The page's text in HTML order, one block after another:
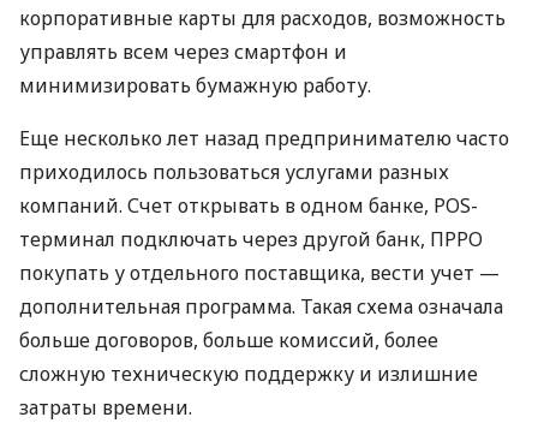
корпоративные карты для расходов, возможность
управлять всем через смартфон и
минимизировать бумажную работу.
Еще несколько лет назад предпринимателю часто
приходилось пользоваться услугами разных
компаний. Счет открывать в одном банке, POS-
терминал подключать через другой банк, ПРРО
покупать у отдельного поставщика, вести учет —
дополнительная программа. Такая схема означала
больше договоров, больше комиссий, более
сложную техническую поддержку и излишние
затраты времени.